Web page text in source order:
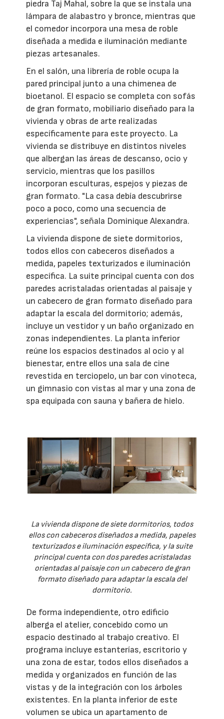
piedra Taj Mahal, sobre la que se instala una
lámpara de alabastro y bronce, mientras que
el comedor incorpora una mesa de roble
diseñada a medida e iluminación mediante
piezas artesanales.
En el salón, una librería de roble ocupa la
pared principal junto a una chimenea de
bioetanol. El espacio se completa con sofás
de gran formato, mobiliario diseñado para la
vivienda y obras de arte realizadas
específicamente para este proyecto. La
vivienda se distribuye en distintos niveles
que albergan las áreas de descanso, ocio y
servicio, mientras que los pasillos
incorporan esculturas, espejos y piezas de
gran formato. "La casa debía descubrirse
poco a poco, como una secuencia de
experiencias", señala Dominique Alexandra.
La vivienda dispone de siete dormitorios,
todos ellos con cabeceros diseñados a
medida, papeles texturizados e iluminación
específica. La suite principal cuenta con dos
paredes acristaladas orientadas al paisaje y
un cabecero de gran formato diseñado para
adaptar la escala del dormitorio; además,
incluye un vestidor y un baño organizado en
zonas independientes. La planta inferior
reúne los espacios destinados al ocio y al
bienestar, entre ellos una sala de cine
revestida en terciopelo, un bar con vinoteca,
un gimnasio con vistas al mar y una zona de
spa equipada con sauna y bañera de hielo.
La vivienda dispone de siete dormitorios, todos
ellos con cabeceros diseñados a medida, papeles
texturizados e iluminación específica, y la suite
principal cuenta con dos paredes acristaladas
orientadas al paisaje con un cabecero de gran
formato diseñado para adaptar la escala del
dormitorio.
De forma independiente, otro edificio
alberga el atelier, concebido como un
espacio destinado al trabajo creativo. El
programa incluye estanterías, escritorio y
una zona de estar, todos ellos diseñados a
medida y organizados en función de las
vistas y de la integración con los árboles
existentes. En la planta inferior de este
volumen se ubica un apartamento de